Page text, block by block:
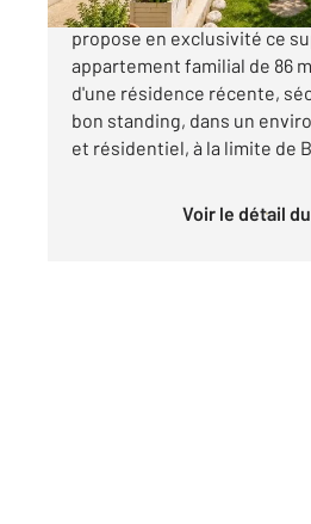
Votre agence CENTURY 21
propose en exclusivité ce
appartement familial de 86
d'une résidence récente,
bon standing, dans un
et résidentiel, à la limite de
Voir le détail